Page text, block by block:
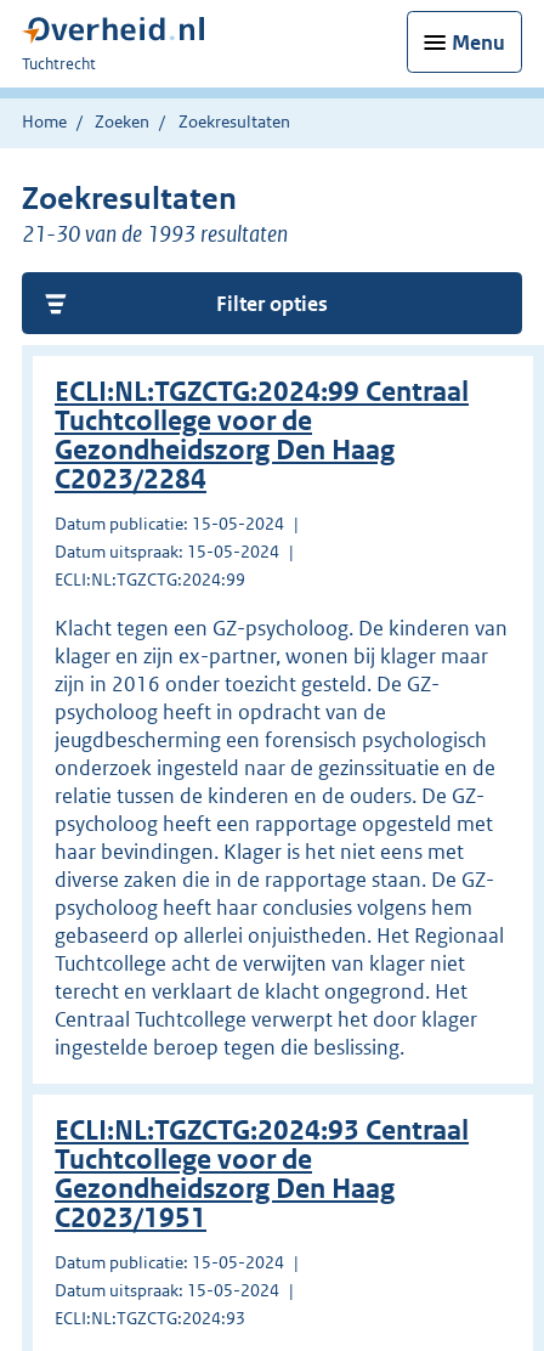
Menu
U
bent
hier:
Tuchtrecht
Home Zoeken Zoekresultaten
Zoekresultaten
21-30 van de 1993 resultaten
Filter opties
ECLI:NL:TGZCTG:2024:99 Centraal
Tuchtcollege voor de
Gezondheidszorg Den Haag
C2023/2284
Datum publicatie: 15-05-2024
Datum uitspraak: 15-05-2024
ECLI:NL:TGZCTG:2024:99
Klacht tegen een GZ-psycholoog. De kinderen van
klager en zijn ex-partner, wonen bij klager maar
zijn in 2016 onder toezicht gesteld. De GZ-
psycholoog heeft in opdracht van de
jeugdbescherming een forensisch psychologisch
onderzoek ingesteld naar de gezinssituatie en de
relatie tussen de kinderen en de ouders. De GZ-
psycholoog heeft een rapportage opgesteld met
haar bevindingen. Klager is het niet eens met
diverse zaken die in de rapportage staan. De GZ-
psycholoog heeft haar conclusies volgens hem
gebaseerd op allerlei onjuistheden. Het Regionaal
Tuchtcollege acht de verwijten van klager niet
terecht en verklaart de klacht ongegrond. Het
Centraal Tuchtcollege verwerpt het door klager
ingestelde beroep tegen die beslissing.
ECLI:NL:TGZCTG:2024:93 Centraal
Tuchtcollege voor de
Gezondheidszorg Den Haag
C2023/1951
Datum publicatie: 15-05-2024
Datum uitspraak: 15-05-2024
ECLI:NL:TGZCTG:2024:93